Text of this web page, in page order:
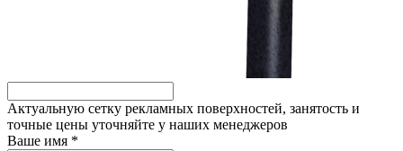
Актуальную сетку рекламных поверхностей, занятость и
точные цены уточняйте у наших менеджеров
Ваше имя *